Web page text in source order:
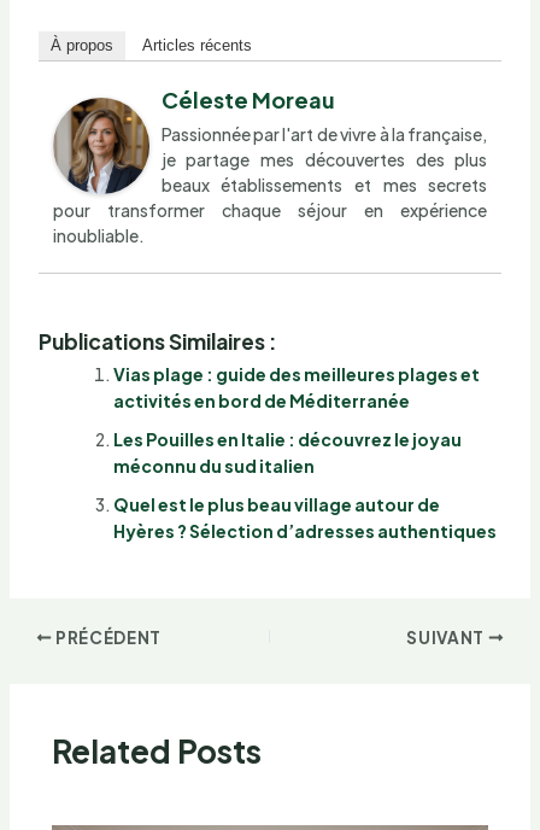
À propos Articles récents
Céleste Moreau
Passionnée par l'art de vivre à la française,
je partage mes découvertes des plus
beaux établissements et mes secrets
pour transformer chaque séjour en expérience
inoubliable.
Publications Similaires :
Vias plage : guide des meilleures plages et
activités en bord de Méditerranée
Les Pouilles en Italie : découvrez le joyau
méconnu du sud italien
Quel est le plus beau village autour de
Hyères ? Sélection d’adresses authentiques
PRÉCÉDENT SUIVANT
Related Posts